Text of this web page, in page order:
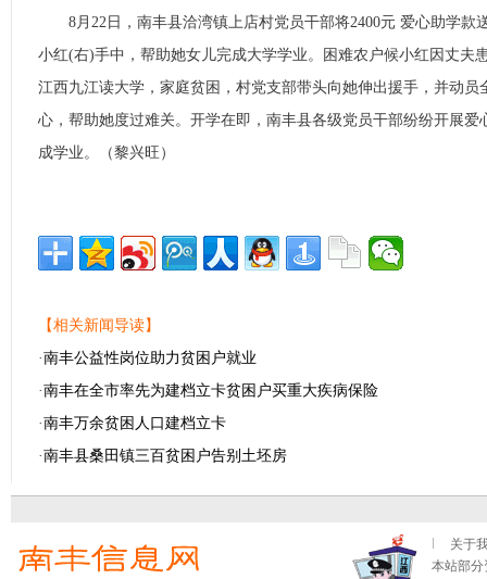
8月22日，南丰县洽湾镇上店村党员干部将2400元 爱心助学款
小红(右)手中，帮助她女儿完成大学学业。困难农户候小红因丈夫
江西九江读大学，家庭贫困，村党支部带头向她伸出援手，并动员
心，帮助她度过难关。开学在即，南丰县各级党员干部纷纷开展爱
成学业。（黎兴旺）
【相关新闻导读】
·南丰公益性岗位助力贫困户就业
·南丰在全市率先为建档立卡贫困户买重大疾病保险
·南丰万余贫困人口建档立卡
·南丰县桑田镇三百贫困户告别土坯房
关于
本站部分